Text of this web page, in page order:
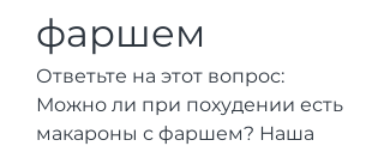
фаршем
Ответьте на этот вопрос:
Можно ли при похудении есть
макароны с фаршем? Наша